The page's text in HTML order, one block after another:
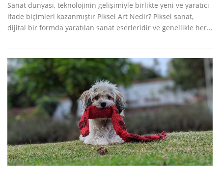
Sanat dünyası, teknolojinin gelişimiyle birlikte yeni ve yaratıcı
ifade biçimleri kazanmıştır Piksel Art Nedir? Piksel sanat,
dijital bir formda yaratılan sanat eserleridir ve genellikle her...